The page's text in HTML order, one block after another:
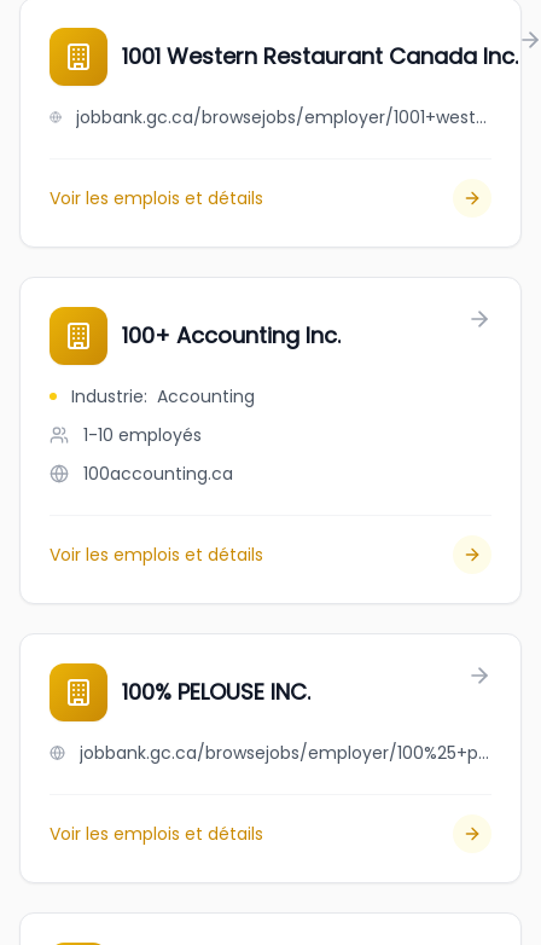
1001 Western Restaurant Canada Inc.
jobbank.gc.ca/browsejobs/employer/1001+western+restaurant+canada+inc./ca
Voir les emplois et détails
100+ Accounting Inc.
Industrie: Accounting
1-10 employés
100accounting.ca
Voir les emplois et détails
100% PELOUSE INC.
jobbank.gc.ca/browsejobs/employer/100%25+pelouse+inc./ca
Voir les emplois et détails